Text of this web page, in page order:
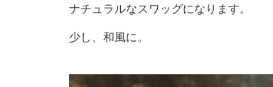
ナチュラルなスワッグになります。
少し、和風に。